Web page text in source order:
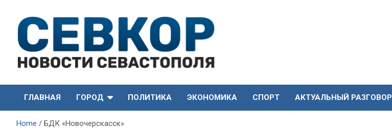
content
СевКор — Новости
Севастополя
Севастополя
ГЛАВНАЯ
ГОРОД ПОЛИТИКА ЭКОНОМИКА СПОРТ АКТУАЛЬНЫЙ РАЗГОВОР
Home БДК «Новочерскасск»